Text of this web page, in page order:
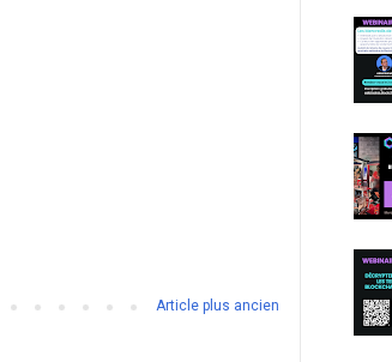
Article plus ancien